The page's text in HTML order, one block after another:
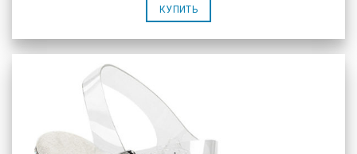
КУПИТЬ